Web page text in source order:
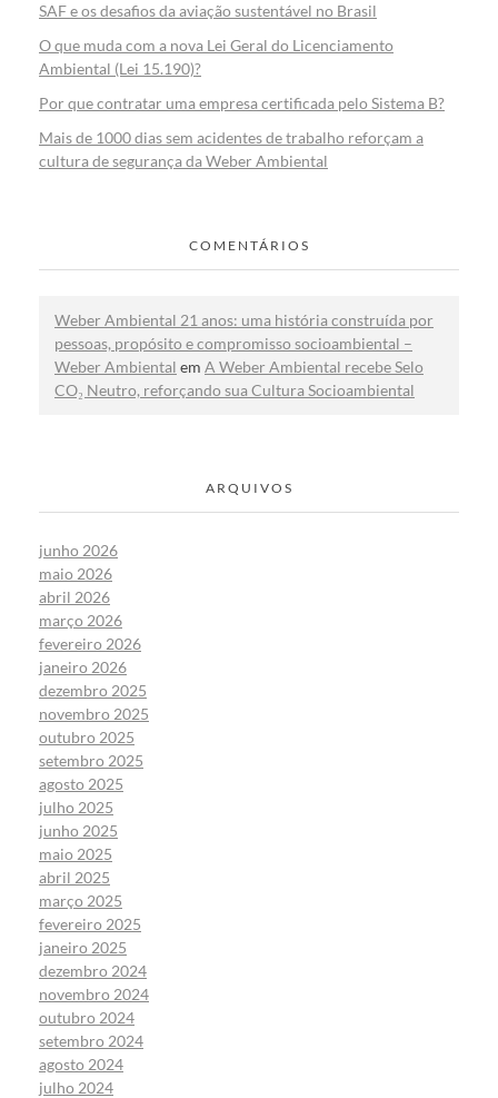
SAF e os desafios da aviação sustentável no Brasil
O que muda com a nova Lei Geral do Licenciamento
Ambiental (Lei 15.190)?
Por que contratar uma empresa certificada pelo Sistema B?
Mais de 1000 dias sem acidentes de trabalho reforçam a
cultura de segurança da Weber Ambiental
COMENTÁRIOS
Weber Ambiental 21 anos: uma história construída por
pessoas, propósito e compromisso socioambiental –
Weber Ambiental em A Weber Ambiental recebe Selo
CO₂ Neutro, reforçando sua Cultura Socioambiental
ARQUIVOS
junho 2026
maio 2026
abril 2026
março 2026
fevereiro 2026
janeiro 2026
dezembro 2025
novembro 2025
outubro 2025
setembro 2025
agosto 2025
julho 2025
junho 2025
maio 2025
abril 2025
março 2025
fevereiro 2025
janeiro 2025
dezembro 2024
novembro 2024
outubro 2024
setembro 2024
agosto 2024
julho 2024